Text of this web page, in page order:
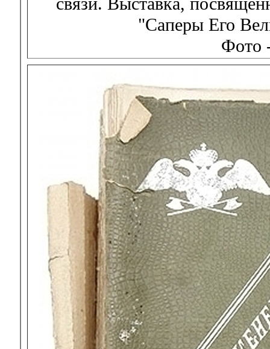
"Саперы Его
Фото